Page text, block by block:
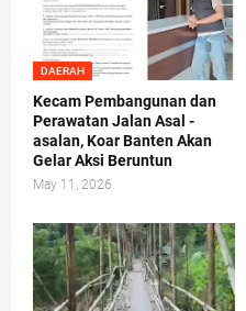
DAERAH
Kecam Pembangunan dan
Perawatan Jalan Asal -
asalan, Koar Banten Akan
Gelar Aksi Beruntun
May 11, 2026